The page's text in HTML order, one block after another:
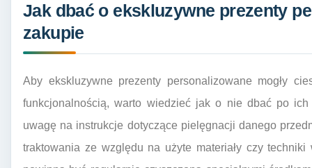
Jak dbać o ekskluzywne prezenty
zakupie
Aby ekskluzywne prezenty personalizowane mogły
funkcjonalnością, warto wiedzieć jak o nie dbać po
uwagę na instrukcje dotyczące pielęgnacji danego
traktowania ze względu na użyte materiały czy